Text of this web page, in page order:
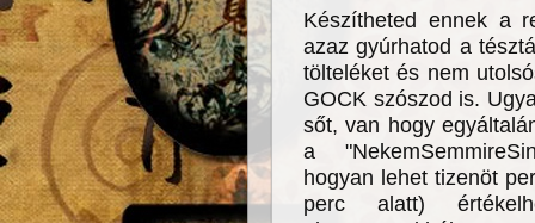
Készítheted ennek a
azaz gyúrhatod a
tölteléket és nem
GOCK szószod is.
sőt, van hogy
a
hogyan lehet tizenöt
perc alatt)